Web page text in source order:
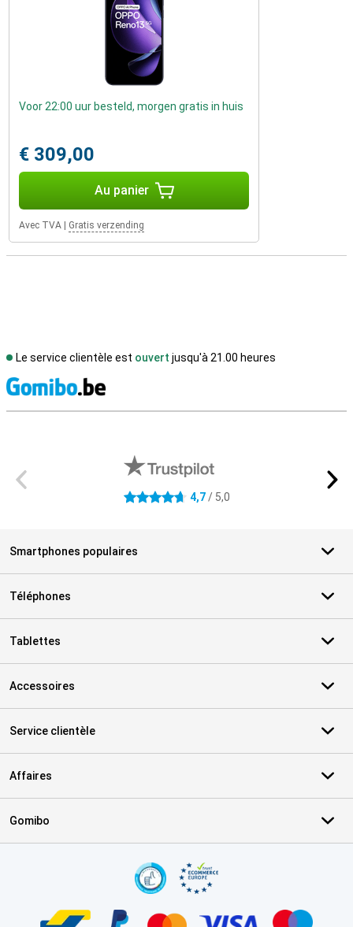
Voor 22:00 uur besteld, morgen gratis in huis
€ 309,00
Au panier
Avec TVA Gratis verzending
Le service clientèle est ouvert jusqu'à 21.00 heures
4.7 étoiles 4,7/ 5,0
Smartphones populaires
Téléphones
Tablettes
Accessoires
Service clientèle
Affaires
Gomibo